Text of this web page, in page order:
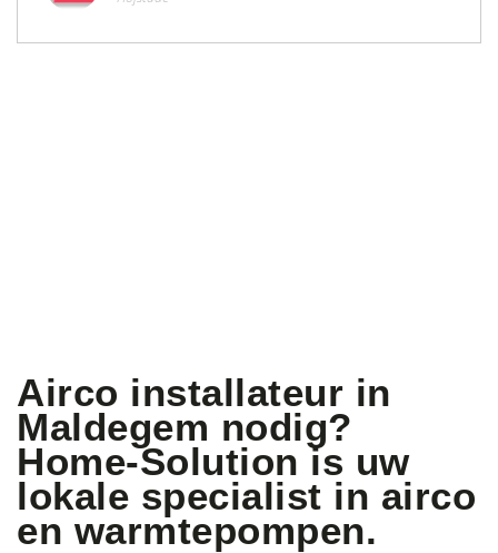
Airco installateur in
Maldegem nodig?
Home-Solution is uw
lokale specialist in airco
en warmtepompen.